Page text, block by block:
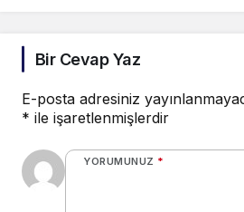
Bir Cevap Yaz
E-posta adresiniz
* ile işaretlenmişlerdir
YORUMUNUZ *